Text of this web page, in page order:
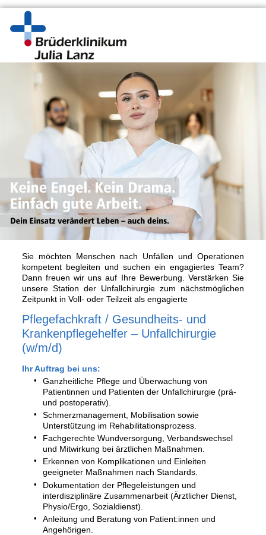
Sie möchten Menschen nach Unfällen und Operationen
kompetent begleiten und suchen ein engagiertes Team?
Dann freuen wir uns auf Ihre Bewerbung. Verstärken Sie
unsere Station der Unfallchirurgie zum nächstmöglichen
Zeitpunkt in Voll- oder Teilzeit als engagierte
Pflegefachkraft / Gesundheits- und
Krankenpflegehelfer – Unfallchirurgie
(w/m/d)
Ihr Auftrag bei uns:
Ganzheitliche Pflege und Überwachung von
Patientinnen und Patienten der Unfallchirurgie (prä-
und postoperativ).
Schmerzmanagement, Mobilisation sowie
Unterstützung im Rehabilitationsprozess.
Fachgerechte Wundversorgung, Verbandswechsel
und Mitwirkung bei ärztlichen Maßnahmen.
Erkennen von Komplikationen und Einleiten
geeigneter Maßnahmen nach Standards.
Dokumentation der Pflegeleistungen und
interdisziplinäre Zusammenarbeit (Ärztlicher Dienst,
Physio/Ergo, Sozialdienst).
Anleitung und Beratung von Patient:innen und
Angehörigen.